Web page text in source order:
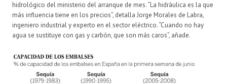
hidrológico del ministerio del arranque de mes. “La hidráulica es la que
más influencia tiene en los precios”, detalla Jorge Morales de Labra,
ingeniero industrial y experto en el sector eléctrico. “Cuando no hay
agua se sustituye con gas y carbón, que son más caros”, añade.